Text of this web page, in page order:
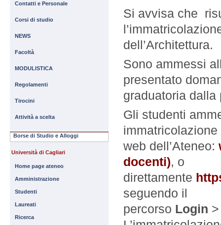
Si avvisa che
dell’Architettura.
Sono ammessi
presentato
graduatoria
Gli studenti
web dell’Ateneo:
docenti), o
direttamente
seguendo il
percorso Login
Contatti e Personale
Corsi di studio
NEWS
Facoltà
MODULISTICA
Regolamenti
Tirocini
Attività a scelta
Borse di Studio e Alloggi
Università di Cagliari
Home page ateneo
Amministrazione
Studenti
Laureati
Ricerca